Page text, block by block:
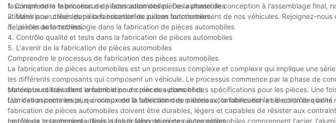
fascinant de la fabrication de pièces automobiles. De la phase de conception à l'assemblage final,
utilisées pour créer les pièces essentielles au bon fonctionnement de nos véhicules. Rejoignez-
de pièces automobiles.
1. Comprendre le processus de fabrication des pièces automobiles
2. Matériaux utilisés dans la fabrication de pièces automobiles
3. Le rôle de la technologie dans la fabrication de pièces automobiles
4. Contrôle qualité et tests dans la fabrication de pièces automobiles
5. L'avenir de la fabrication de pièces automobiles
Comprendre le processus de fabrication des pièces automobiles
La fabrication de pièces automobiles est un processus complexe et complexe qui implique une
les différents composants qui composent un véhicule. Le processus commence par la phase de
concepteurs travaillent ensemble pour créer des plans et des spécifications pour les pièces. Une
fabrication commence, qui comprend la sélection des matériaux, la fabrication et le contrôle qualité.
Matériaux utilisés dans la fabrication de pièces automobiles
L’un des aspects les plus cruciaux de la fabrication de pièces automobiles est la sélection des
fabrication de pièces automobiles doivent être durables, légers et capables de résister aux
matériaux couramment utilisés dans la fabrication de pièces automobiles comprennent l'acier,
Le rôle de la technologie dans la fabrication de pièces automobiles